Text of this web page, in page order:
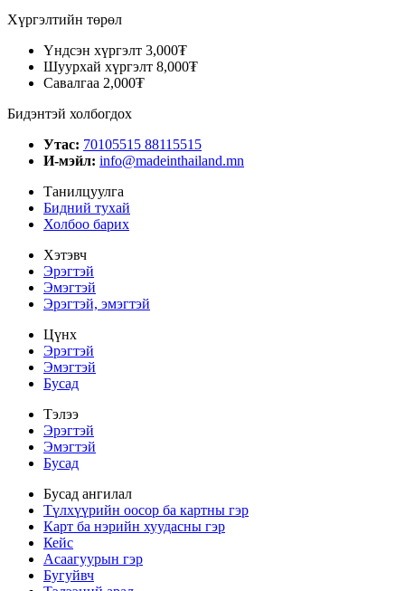
Хүргэлтийн төрөл
Үндсэн хүргэлт 3,000₮
Шуурхай хүргэлт 8,000₮
Савалгаа 2,000₮
Бидэнтэй холбогдох
Утас: 70105515 88115515
И-мэйл: info@madeinthailand.mn
Танилцуулга
Бидний тухай
Холбоо барих
Хэтэвч
Эрэгтэй
Эмэгтэй
Эрэгтэй, эмэгтэй
Цүнх
Эрэгтэй
Эмэгтэй
Бусад
Тэлээ
Эрэгтэй
Эмэгтэй
Бусад
Бусад ангилал
Түлхүүрийн оосор ба картны гэр
Карт ба нэрийн хуудасны гэр
Кейс
Асаагуурын гэр
Бугуйвч